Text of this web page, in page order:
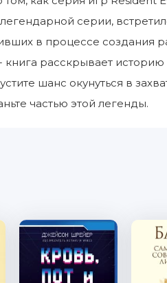
серии,
в процессе создания
книга расскрывает
шанс окунуться в
частью этой легенды.